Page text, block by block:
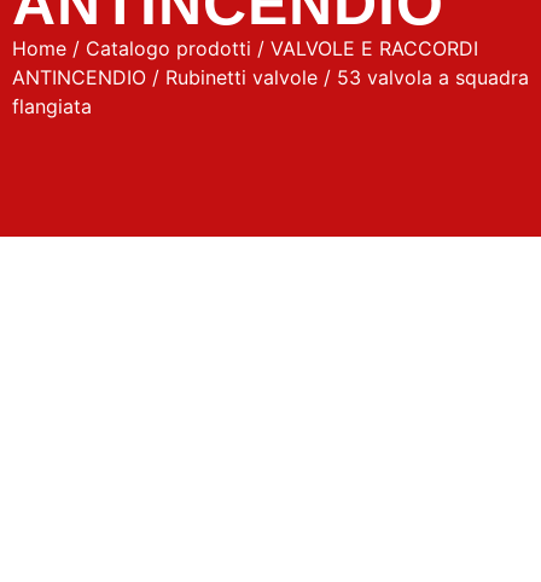
Home / Catalogo prodotti / VALVOLE E RACCORDI
ANTINCENDIO / Rubinetti valvole / 53 valvola a squadra
flangiata